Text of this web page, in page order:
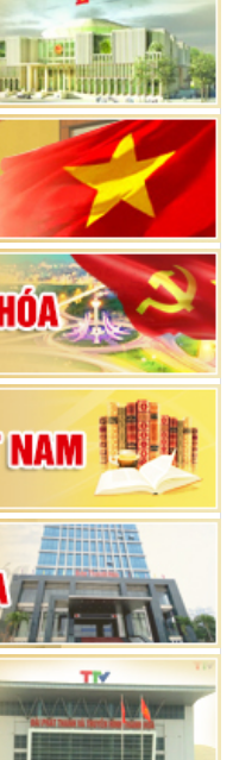
phiếu bầu cử ĐBQH
các cấp nhiệm kỳ
vì lợi ích Nhân dân,
nước
Đại hội đại biểu
lần thứ XX, nhiệm kỳ
xã Yên Thọ lần thứ I,
Ninh lần thứ nhất,
lần thứ 9, Quốc
thứ 24, HĐND tỉnh
kỳ 2021 - 2026
Hội đồng nhân dân